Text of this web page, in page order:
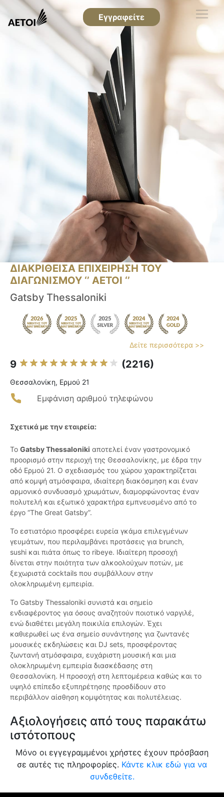
Εγγραφείτε
ΔΙΑΚΡΙΘΕΙΣΑ ΕΠΙΧΕΙΡΗΣΗ ΤΟΥ
ΔΙΑΓΩΝΙΣΜΟΥ ‘’ ΑΕΤΟΙ ‘’
Gatsby Thessaloniki
Δείτε περισσότερα >>
9 (2216)
Θεσσαλονίκη, Ερμού 21
Εμφάνιση αριθμού τηλεφώνου
Σχετικά με την εταιρεία:
Το Gatsby Thessaloniki αποτελεί έναν γαστρονομικό
προορισμό στην περιοχή της Θεσσαλονίκης, με έδρα την
οδό Ερμού 21. Ο σχεδιασμός του χώρου χαρακτηρίζεται
από κομψή ατμόσφαιρα, ιδιαίτερη διακόσμηση και έναν
αρμονικό συνδυασμό χρωμάτων, διαμορφώνοντας έναν
πολυτελή και εξωτικό χαρακτήρα εμπνευσμένο από το
έργο “The Great Gatsby”.
Το εστιατόριο προσφέρει ευρεία γκάμα επιλεγμένων
γευμάτων, που περιλαμβάνει προτάσεις για brunch,
sushi και πιάτα όπως το ribeye. Ιδιαίτερη προσοχή
δίνεται στην ποιότητα των αλκοολούχων ποτών, με
ξεχωριστά cocktails που συμβάλλουν στην
ολοκληρωμένη εμπειρία.
Το Gatsby Thessaloniki συνιστά και σημείο
ενδιαφέροντος για όσους αναζητούν ποιοτικό ναργιλέ,
ενώ διαθέτει μεγάλη ποικιλία επιλογών. Έχει
καθιερωθεί ως ένα σημείο συνάντησης για ζωντανές
μουσικές εκδηλώσεις και DJ sets, προσφέροντας
ζωντανή ατμόσφαιρα, ευχάριστη μουσική και μια
ολοκληρωμένη εμπειρία διασκέδασης στη
Θεσσαλονίκη. Η προσοχή στη λεπτομέρεια καθώς και το
υψηλό επίπεδο εξυπηρέτησης προσδίδουν στο
περιβάλλον αίσθηση κομψότητας και πολυτέλειας.
Αξιολογήσεις από τους παρακάτω
ιστότοπους
Μόνο οι εγγεγραμμένοι χρήστες έχουν πρόσβαση
σε αυτές τις πληροφορίες. Κάντε κλικ εδώ για να
συνδεθείτε.